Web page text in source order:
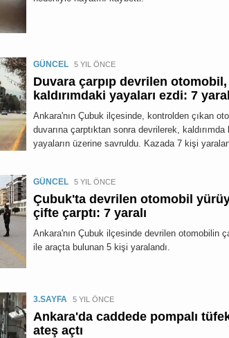
GÜNCEL 5 YIL ÖNCE
Duvara çarpıp devrilen otomobil,
kaldırımdaki yayaları ezdi: 7
Ankara'nın Çubuk ilçesinde, kontrolden çıkan
duvarına çarptıktan sonra devrilerek, kaldırımda
yayaların üzerine savruldu. Kazada 7 kişi
GÜNCEL 5 YIL ÖNCE
Çubuk'ta devrilen otomobil
çifte çarptı: 7 yaralı
Ankara'nın Çubuk ilçesinde devrilen otomobilin
ile araçta bulunan 5 kişi yaralandı.
3.SAYFA 5 YIL ÖNCE
Ankara'da caddede pompalı
ateş açtı